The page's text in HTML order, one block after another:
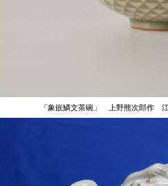
「象嵌鱗文茶碗」 上野熊次郎作 江